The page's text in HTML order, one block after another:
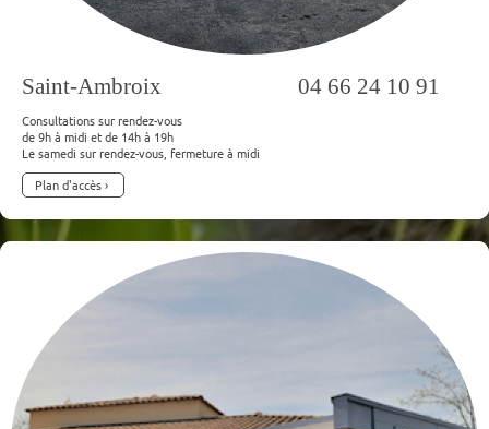
Saint-Ambroix 04 66 24 10 91
Consultations sur rendez-vous
de 9h à midi et de 14h à 19h
Le samedi sur rendez-vous, fermeture à midi
Plan d'accès